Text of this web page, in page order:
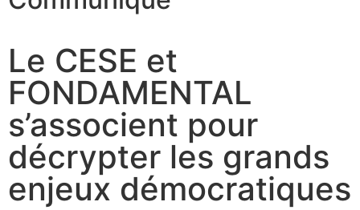
Le CESE et
FONDAMENTAL
s’associent pour
décrypter les grands
enjeux démocratiques